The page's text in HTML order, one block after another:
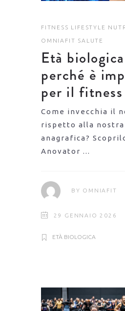
FITNESS LIFESTYLE
OMNIAFIT SALUTE
Età
perché è
per il fitness
Come invecchia il
rispetto alla nostra
anagrafica?
Anovator
BY OMNIAFIT
29 GENNAIO 2026
ETÀ BIOLOGICA